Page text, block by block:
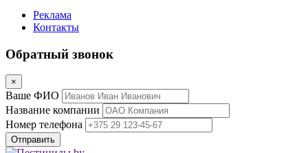
Реклама
Контакты
Обратный звонок
×
Ваше ФИО
Название компании
Номер телефона